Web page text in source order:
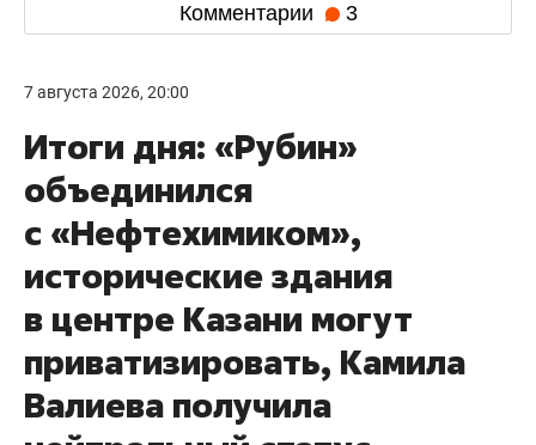
Комментарии 3
7 августа 2026, 20:00
Итоги дня: «Рубин»
объединился
с «Нефтехимиком»,
исторические здания
в центре Казани могут
приватизировать, Камила
Валиева получила